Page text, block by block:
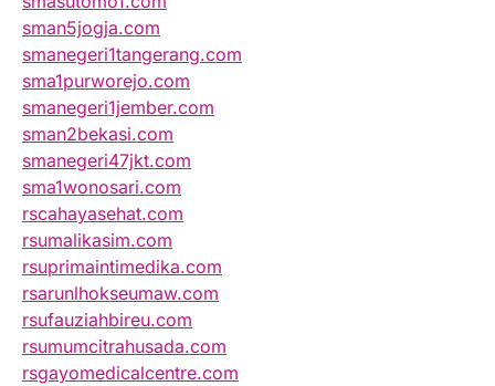
sman5jogja.com
smanegeri1tangerang.com
sma1purworejo.com
smanegeri1jember.com
sman2bekasi.com
smanegeri47jkt.com
sma1wonosari.com
rscahayasehat.com
rsumalikasim.com
rsuprimaintimedika.com
rsarunlhokseumaw.com
rsufauziahbireu.com
rsumumcitrahusada.com
rsgayomedicalcentre.com